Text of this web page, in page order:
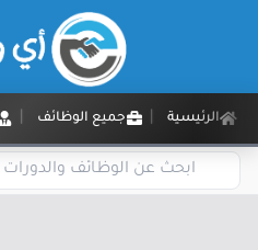
الرئيسية جميع الوظائف